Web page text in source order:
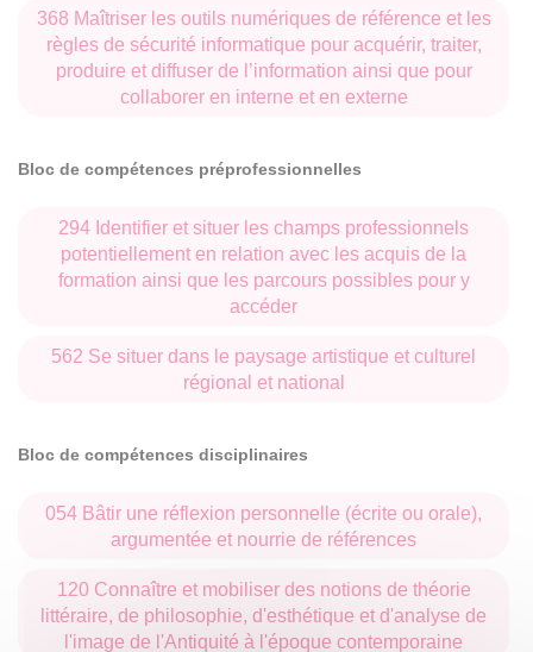
368 Maîtriser les outils numériques de référence et les
règles de sécurité informatique pour acquérir, traiter,
produire et diffuser de l’information ainsi que pour
collaborer en interne et en externe
Bloc de compétences préprofessionnelles
294 Identifier et situer les champs professionnels
potentiellement en relation avec les acquis de la
formation ainsi que les parcours possibles pour y
accéder
562 Se situer dans le paysage artistique et culturel
régional et national
Bloc de compétences disciplinaires
054 Bâtir une réflexion personnelle (écrite ou orale),
argumentée et nourrie de références
120 Connaître et mobiliser des notions de théorie
littéraire, de philosophie, d'esthétique et d'analyse de
l'image de l'Antiquité à l'époque contemporaine